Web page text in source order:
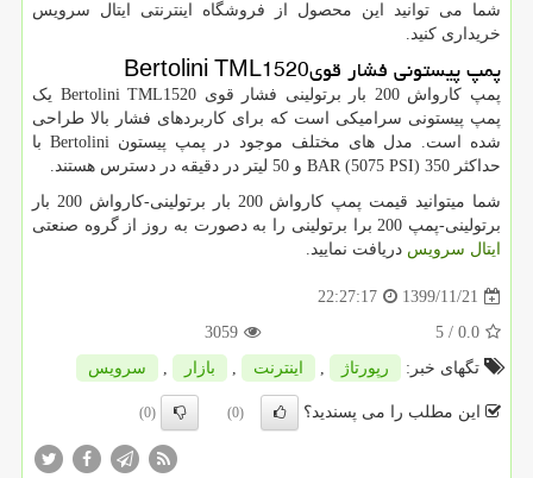
شما می توانید این محصول از فروشگاه اینترنتی ایتال سرویس
خریداری کنید.
پمپ پیستونی فشار قویBertolini TML1520
پمپ کارواش 200 بار برتولینی فشار قوی Bertolini TML1520 یک
پمپ پیستونی سرامیکی است که برای کاربردهای فشار بالا طراحی
شده است. مدل های مختلف موجود در پمپ پیستون Bertolini با
حداکثر 350
BAR (5075 PSI) و 50 لیتر در دقیقه در دسترس هستند.
شما میتوانید قیمت پمپ کارواش 200 بار برتولینی-کارواش 200 بار
برتولینی-پمپ 200 برا برتولینی را به دصورت به روز از گروه صنعتی
ایتال سرویس دریافت نمایید.
1399/11/21
22:27:17
0.0
/ 5
3059
تگهای خبر:
رپورتاژ , اینترنت , بازار , سرویس
این مطلب را می پسندید؟ (0)
(0)